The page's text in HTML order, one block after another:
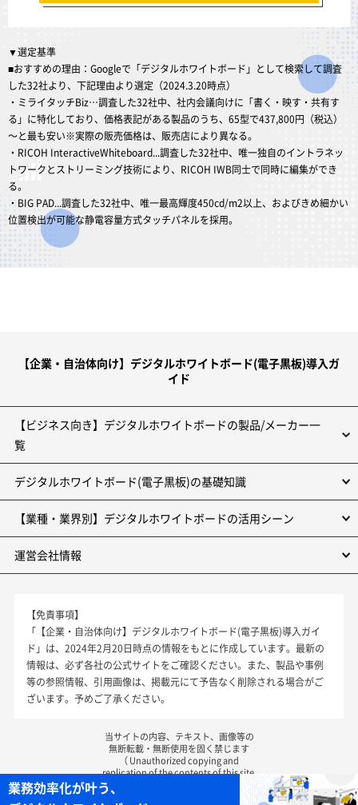
▼選定基準
■おすすめの理由：Googleで「デジタルホワイトボード」として検索して調査
した32社より、下記理由より選定（2024.3.20時点）
・ミライタッチBiz…調査した32社中、社内会議向けに「書く・映す・共有す
る」に特化しており、価格表記がある製品のうち、65型で437,800円（税込）
～と最も安い※実際の販売価格は、販売店により異なる。
・RICOH InteractiveWhiteboard...調査した32社中、唯一独自のイントラネッ
トワークとストリーミング技術により、RICOH IWB同士で同時に編集ができ
る。
・BIG PAD...調査した32社中、唯一最高輝度450cd/m2以上、およびきめ細かい
位置検出が可能な静電容量方式タッチパネルを採用。
業務効率化が叶う、
【企業・自治体向け】デジタルホワイトボード(電子黒板)導入ガ
イド
【ビジネス向き】デジタルホワイトボードの製品/メーカー一
覧
デジタルホワイトボード(電子黒板)の基礎知識
【業種・業界別】デジタルホワイトボードの活用シーン
運営会社情報
【免責事項】
「【企業・自治体向け】デジタルホワイトボード(電子黒板)導入ガイ
ド」は、2024年2月20日時点の情報をもとに作成しています。最新の
情報は、必ず各社の公式サイトをご確認ください。また、製品や事例
等の参照情報、引用画像は、掲載元にて予告なく削除される場合がご
ざいます。予めご了承ください。
当サイトの内容、テキスト、画像等の
無断転載・無断使用を固く禁じます
（ Unauthorized copying and
replication of the contents of this site,
text and images are strictly prohibited.）